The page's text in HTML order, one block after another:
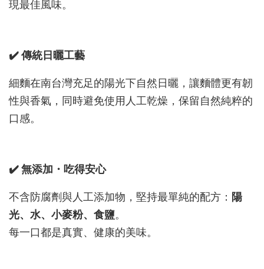
現最佳風味。
✔️ 傳統日曬工藝
細麵在南台灣充足的陽光下自然日曬，讓麵體更有韌
性與香氣，同時避免使用人工乾燥，保留自然純粹的
口感。
✔️ 無添加・吃得安心
不含防腐劑與人工添加物，堅持最單純的配方： 陽
光、水、小麥粉、食鹽。
每一口都是真實、健康的美味。